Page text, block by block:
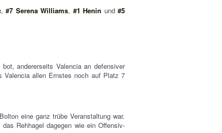
,#7 Serena Williams, #1 Henin und#5
andererseits Valencia an defensiver
Valencia allen Ernstes noch auf Platz 7
eine ganz trübe Veranstaltung war.
das Rehhagel dagegen wie ein Offensiv-